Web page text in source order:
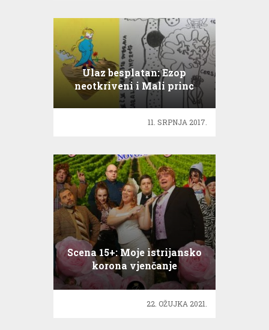
Ulaz besplatan: Ezop
neotkriveni i Mali princ
11. SRPNJA 2017.
Scena 15+: Moje istrijansko
korona vjenčanje
22. OŽUJKA 2021.